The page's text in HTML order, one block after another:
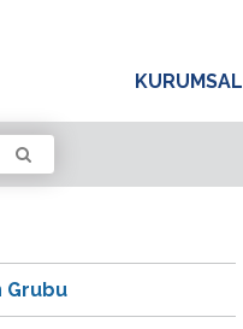
KURUMSAL
Grubu